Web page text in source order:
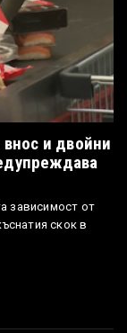
внос и двойни
зависимост от
скок в